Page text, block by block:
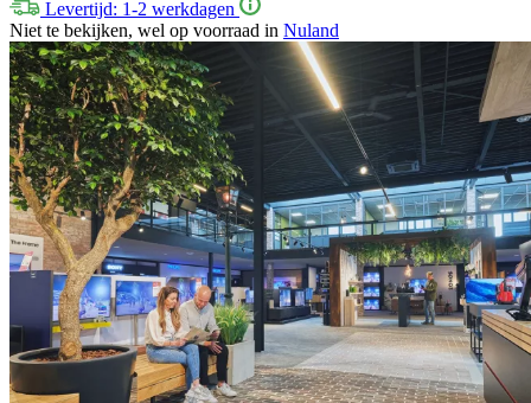
Levertijd: 1-2 werkdagen
Niet te bekijken, wel op voorraad in Nuland